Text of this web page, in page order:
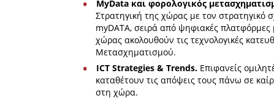
MyData και φορολογικός
Στρατηγική της χώρας με τον
myDATA, σειρά από ψηφιακές πλατφόρμες
χώρας ακολουθούν τις τεχνολογικές
Μετασχηματισμού.
ICT Strategies & Trends. Επιφανείς
καταθέτουν τις απόψεις τους πάνω σε
στη χώρα.